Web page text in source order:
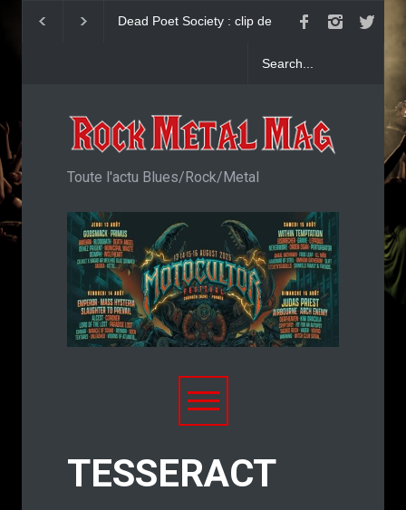
Dead Poet Society : clip de
John Diva & The Rockets
Love : Single
Toute l'actu Blues/Rock/Metal
TESSERACT